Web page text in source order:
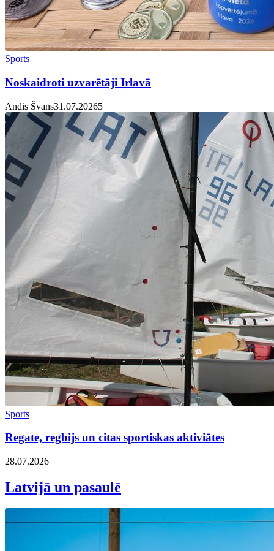
Sports
Noskaidroti uzvarētāji Irlavā
Andis Švāns31.07.20265
Sports
Regate, regbijs un citas sportiskas aktiviātes
28.07.2026
Latvijā un pasaulē